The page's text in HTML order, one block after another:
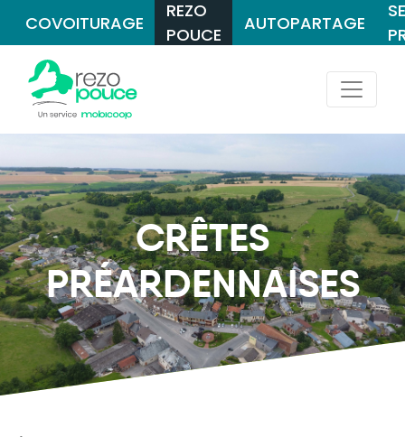
COVOITURAGE
REZO
POUCE
AUTOPARTAGE
CRÊTES
PRÉARDENNAISES